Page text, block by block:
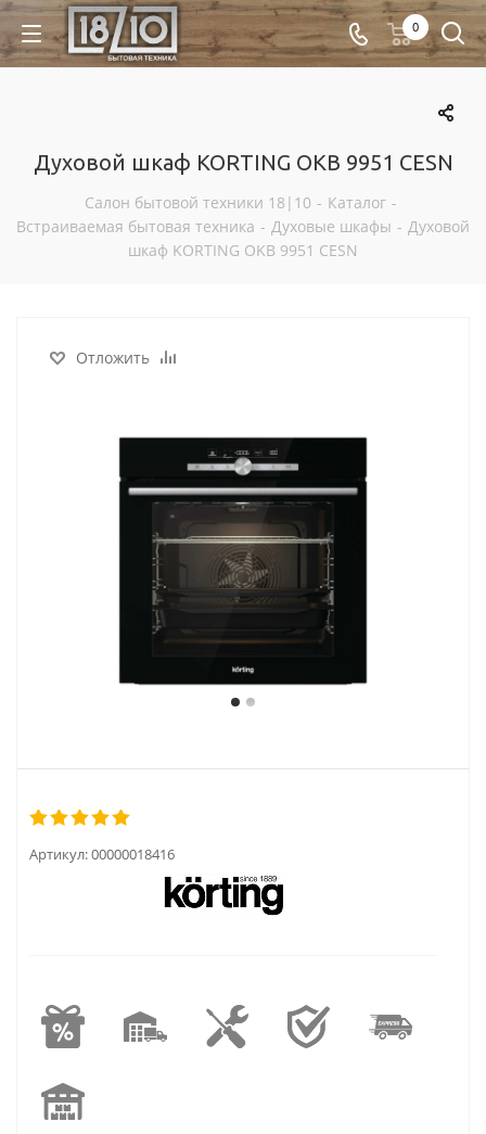
0
Духовой шкаф KORTING OKB 9951 CESN
Салон бытовой техники 18|10 - Каталог -
Встраиваемая бытовая техника - Духовые шкафы - Духовой
шкаф KORTING OKB 9951 CESN
Отложить
Артикул:00000018416